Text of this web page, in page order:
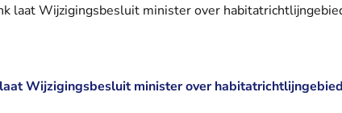
laat Wijzigingsbesluit minister over
Wijzigingsbesluit minister over